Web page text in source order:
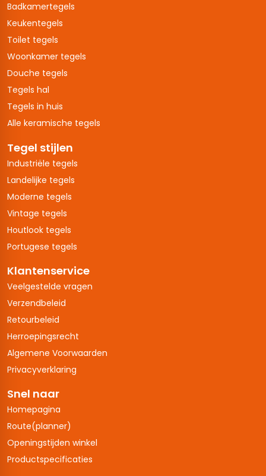
Badkamertegels
Keukentegels
Toilet tegels
Woonkamer tegels
Douche tegels
Tegels hal
Tegels in huis
Alle keramische tegels
Tegel stijlen
Industriële tegels
Landelijke tegels
Moderne tegels
Vintage tegels
Houtlook tegels
Portugese tegels
Klantenservice
Veelgestelde vragen
Verzendbeleid
Retourbeleid
Herroepingsrecht
Algemene Voorwaarden
Privacyverklaring
Snel naar
Homepagina
Route(planner)
Openingstijden winkel
Productspecificaties